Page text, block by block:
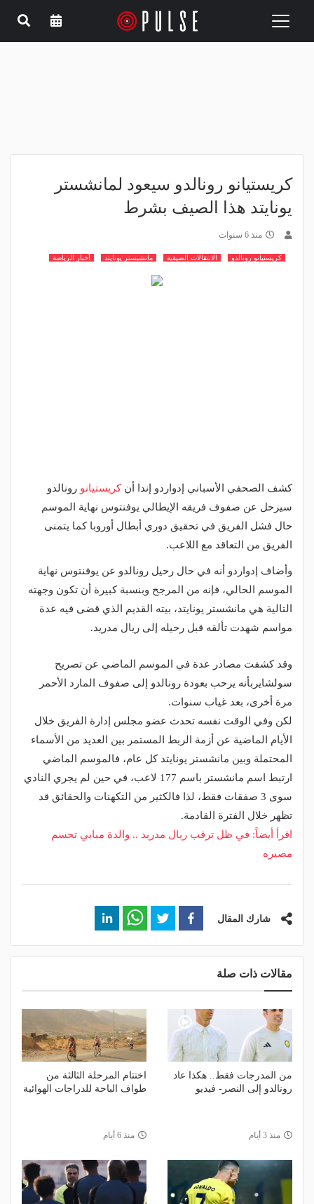
Toggle
كريستيانو رونالدو سيعود لمانشستر
يونايتد هذا الصيف بشرط
منذ 6 سنوات
كريستيانو رونالدو الانتقالات الصيفية مانشيستر يونايتد أخبار الرياضة
كشف الصحفي الأسباني إدواردو إندا أنكريستيانو رونالدو
سيرحل عن صفوف فريقه الإيطالي يوفنتوس نهاية الموسم
حال فشل الفريق في تحقيق دوري أبطال أوروبا كما يتمنى
الفريق من التعاقد مع اللاعب.
وأضاف إدواردو أنه في حال رحيل رونالدو عن يوفنتوس نهاية
الموسم الحالي، فإنه من المرجح وبنسبة كبيرة أن تكون وجهته
التالية هي مانشستر يونايتد، بيته القديم الذي قضى فيه عدة
مواسم شهدت تألقه قبل رحيله إلى ريال مدريد.
وقد كشفت مصادر عدة في الموسم الماضي عن تصريح
سولشايربأنه يرحب بعودة رونالدو إلى صفوف المارد الأحمر
مرة أخرى، بعد غياب سنوات.
لكن وفي الوقت نفسه تحدث عضو مجلس إدارة الفريق خلال
الأيام الماضية عن أزمة الربط المستمر بين العديد من الأسماء
المحتملة وبين مانشستر يونايتد كل عام، فالموسم الماضي
ارتبط اسم مانشستر باسم 177 لاعب، في حين لم يجري النادي
سوى 3 صفقات فقط، لذا فالكثير من التكهنات والحقائق قد
تظهر خلال الفترة القادمة.
اقرأ أيضاً: في ظل ترقب ريال مدريد .. والدة مبابي تحسم
مصيره
شارك المقال
مقالات ذات صلة
من المدرجات فقط.. هكذا عاد
رونالدو إلى النصر- فيديو
منذ 3 أيام
اختتام المرحلة الثالثة من
طواف الباحة للدراجات الهوائية
منذ 6 أيام